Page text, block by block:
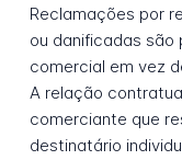
Reclamações por
ou danificadas
comercial em vez
A relação
comerciante que
destinatário